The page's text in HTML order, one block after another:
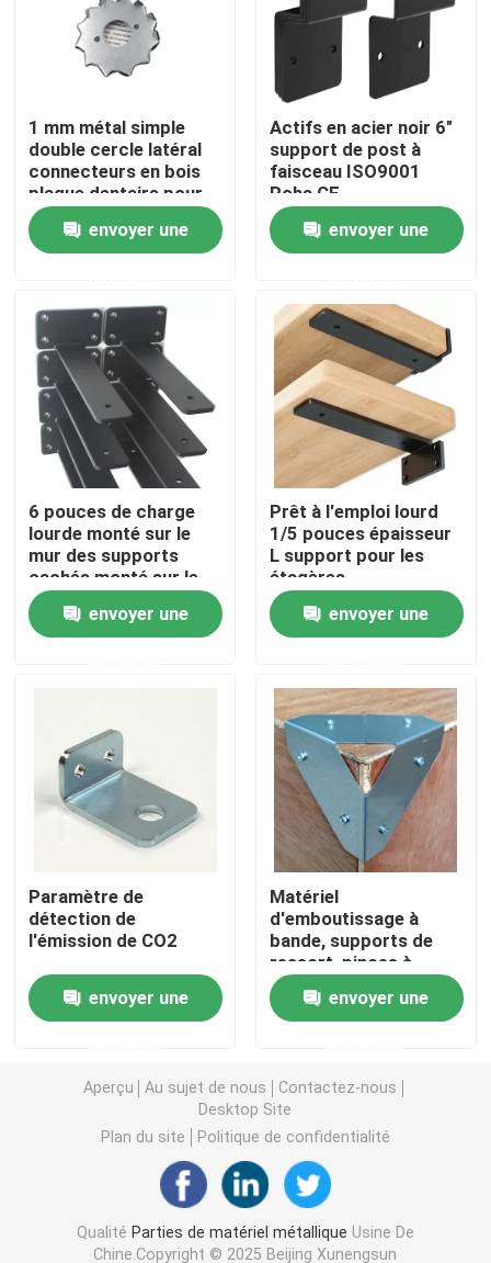
Aperçu
Produits
A propos de nous
Visite d'usine
Contrôle de la qualité
Contact
Demande de soumission
Parties de matériel métallique
Organiseur de stockage à domicile
Supports métalliques personnalisés
Matériel de support métallique
Matériel de jardinage en métal
Connecteurs métalliques en bois
Accessoires audio pour ordinateur
Matériel métallique sur mesure
1 mm métal simple
double cercle latéral
connecteurs en bois
plaque dentaire pour
la construction
envoyer une
Actifs en acier noir 6"
support de post à
faisceau ISO9001
Rohs CE
envoyer une
6 pouces de charge
lourde monté sur le
mur des supports
cachés monté sur le
mur du supporteur
pour étagère flottante
envoyer une
Prêt à l'emploi lourd
1/5 pouces épaisseur
L support pour les
étagères
envoyer une
Paramètre de
détection de
l'émission de CO2
envoyer une
Matériel
d'emboutissage à
bande, supports de
ressort, pinces à
ressort, fixations de
boîtes en bois pour
l'emboutissage CNC
envoyer une
Aperçu Au sujet de nous
Contactez-nous
Desktop Site
Plan du site
Politique de confidentialité
Qualité Parties de matériel métallique Usine De
Chine.Copyright © 2025 Beijing Xunengsun